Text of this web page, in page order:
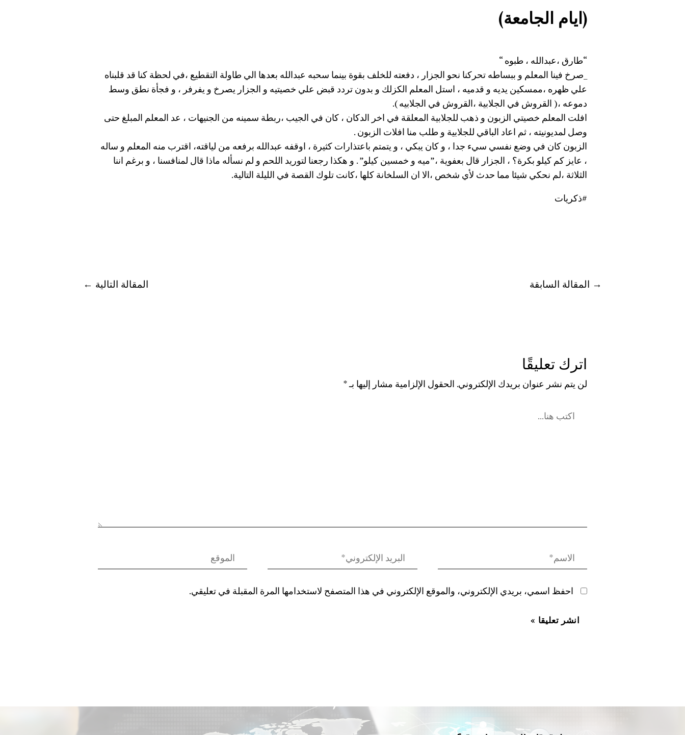
(ايام الجامعة)
“طارق ،عبدالله ، طبوه “
_صرخ فينا المعلم و ببساطه تحركنا نحو الجزار ، دفعته للخلف بقوة بينما سحبه عبدالله بعدها الي طاولة التقطيع ،في لحظة كنا قد قلبناه
علي ظهره ،ممسكين يديه و قدميه ، استل المعلم الكزلك و بدون تردد قبض علي خصيتيه و الجزار يصرخ و يفرفر ، و فجأة نطق وسط
دموعه ،( القروش في الجلابية ،القروش في الجلابيه ).
افلت المعلم خصيتي الزبون و ذهب للجلابية المعلقة في اخر الدكان ، كان في الجيب ،ربطة سمينه من الجنيهات ، عد المعلم المبلغ حتى
وصل لمديونيته ، ثم اعاد الباقي للجلابية و طلب منا افلات الزبون .
الزبون كان في وضع نفسي سيء جدا ، و كان يبكي ، و يتمتم باعتذارات كثيرة ، اوقفه عبدالله برفعه من لياقته، اقترب منه المعلم و ساله
، عايز كم كيلو بكرة؟ ، الجزار قال بعفوية ،”ميه و خمسين كيلو” . و هكذا رجعنا لتوريد اللحم و لم نسأله ماذا قال لمنافسنا ، و برغم اننا
الثلاثة ،لم نحكي شيئا مما حدث لأي شخص ،الا ان السلخانة كلها ،كانت تلوك القصة في الليلة التالية.
#ذكريات
→ المقالة السابقة المقالة التالية ←
اترك تعليقًا
لن يتم نشر عنوان بريدك الإلكتروني. الحقول الإلزامية مشار إليها بـ*
احفظ اسمي، بريدي الإلكتروني، والموقع الإلكتروني في هذا المتصفح لاستخدامها المرة المقبلة في تعليقي.